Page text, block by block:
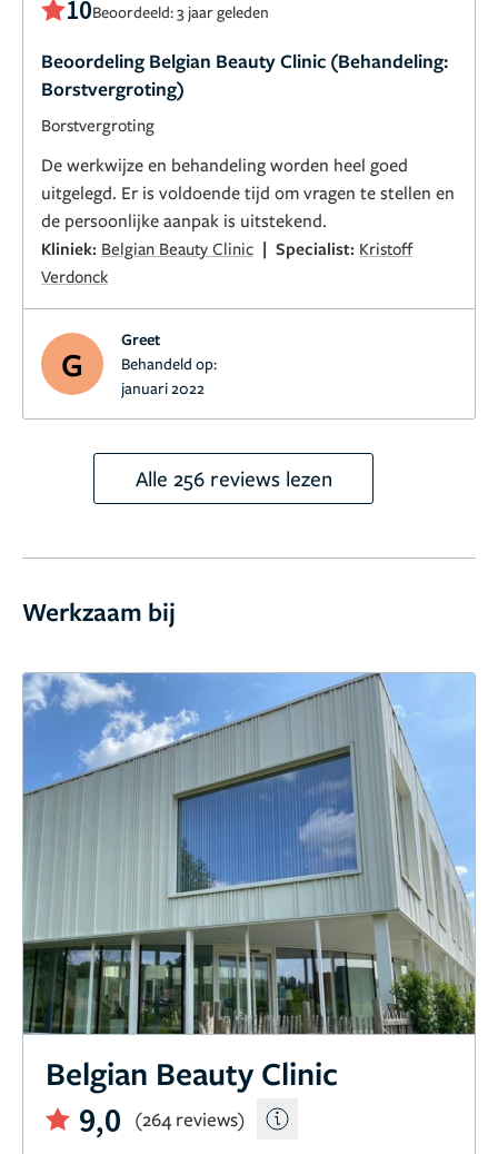
10Beoordeeld: 3 jaar geleden
Beoordeling Belgian Beauty Clinic (Behandeling:
Borstvergroting)
Borstvergroting
De werkwijze en behandeling worden heel goed
uitgelegd. Er is voldoende tijd om vragen te stellen en
de persoonlijke aanpak is uitstekend.
Kliniek: Belgian Beauty Clinic | Specialist: Kristoff
Verdonck
G
Greet
Behandeld op:
januari 2022
Alle 256 reviews lezen
Werkzaam bij
Belgian Beauty Clinic
9,0
(264 reviews)